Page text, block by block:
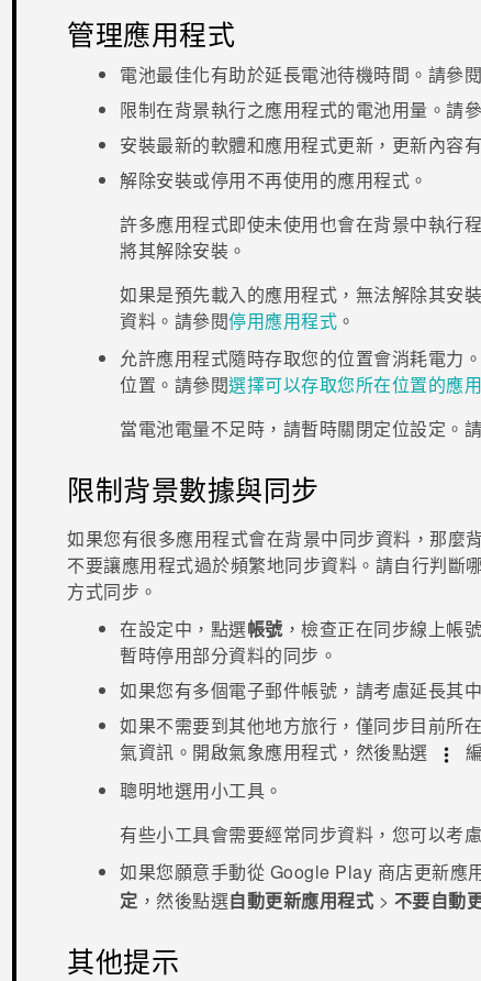
管理應用程式
電池最佳化有助於延長電池待機時間。請參
限制在背景執行之應用程式的電池用量。請
安裝最新的軟體和應用程式更新，更新內容
解除安裝或停用不再使用的應用程式。
許多應用程式即使未使用也會在背景中執行
將其解除安裝。
如果是預先載入的應用程式，無法解除其安
資料。請參閱停用應用程式 。
允許應用程式隨時存取您的位置會消耗電力
位置。請參閱選擇可以存取您所在位置的應
當電池電量不足時，請暫時關閉定位設定。
限制背景數據與同步
如果您有很多應用程式會在背景中同步資料，那麼
不要讓應用程式過於頻繁地同步資料。請自行判斷
方式同步。
在設定中，點選帳號 ，檢查正在同步線上帳
暫時停用部分資料的同步。
如果您有多個電子郵件帳號，請考慮延長其
如果不需要到其他地方旅行，僅同步目前所
氣資訊。開啟氣象應用程式，然後點選
聰明地選用小工具。
有些小工具會需要經常同步資料，您可以考
如果您願意手動從 Google Play 商店更新應
定 ，然後點選自動更新應用程式 > 不要自動
其他提示